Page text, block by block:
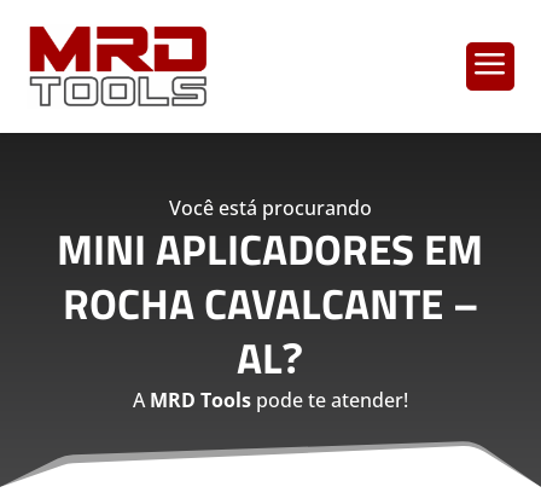
a
Você está procurando
MINI APLICADORES EM
ROCHA CAVALCANTE –
AL?
AMRD Toolspode te atender!